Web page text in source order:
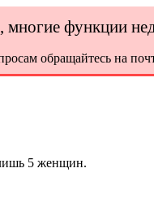
многие функции
обращайтесь на
5 женщин.